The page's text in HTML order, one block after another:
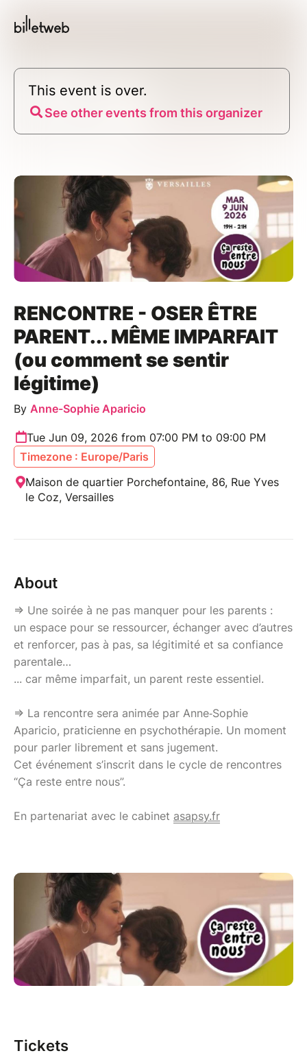
This event is over.
See other events from this organizer
RENCONTRE - OSER ÊTRE
PARENT... MÊME IMPARFAIT
(ou comment se sentir
légitime)
By Anne-Sophie Aparicio
Tue Jun 09, 2026 from 07:00 PM to 09:00 PM
Timezone : Europe/Paris
Maison de quartier Porchefontaine, 86, Rue Yves
le Coz, Versailles
About
=> Une soirée à ne pas manquer pour les parents :
un espace pour se ressourcer, échanger avec d’autres
et renforcer, pas à pas, sa légitimité et sa confiance
parentale…
... car même imparfait, un parent reste essentiel.
=> La rencontre sera animée par Anne‑Sophie
Aparicio, praticienne en psychothérapie. Un moment
pour parler librement et sans jugement.
Cet événement s’inscrit dans le cycle de rencontres
“Ça reste entre nous”.
En partenariat avec le cabinet asapsy.fr
Tickets